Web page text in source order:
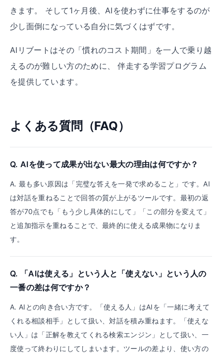
きます。 そして1ヶ月後、AIを使わずに仕事をするのが
少し面倒になっている自分に気づくはずです。
AIリブートはその「慣れのコスト期間」を一人で乗り越
えるのが難しい方のために、 伴走する学習プログラム
を提供しています。
よくある質問（FAQ）
Q. AIを使って成果が出ない最大の理由は何ですか？
A. 最も多い原因は「完璧な答えを一発で求めること」です。AI
は対話を重ねることで回答の質が上がるツールです。最初の返
答が70点でも「もう少し具体的にして」「この部分を変えて」
と追加指示を重ねることで、最終的に使える成果物になりま
す。
Q.
「AIは使える」という人と「使えない」という人の
一番の差は何ですか？
A. AIとの向き合い方です。「使える人」はAIを「一緒に考えて
くれる相談相手」として扱い、対話を積み重ねます。「使えな
い人」は「正解を教えてくれる検索エンジン」として扱い、一
度使って終わりにしてしまいます。ツールの差より、使い方の